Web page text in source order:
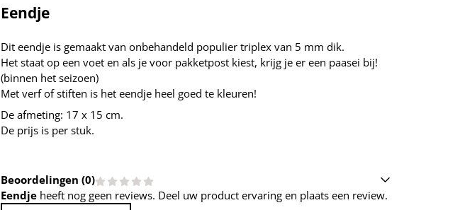
Eendje
Dit eendje is gemaakt van onbehandeld populier triplex van 5 mm dik.
Het staat op een voet en als je voor pakketpost kiest, krijg je er een paasei bij!
(binnen het seizoen)
Met verf of stiften is het eendje heel goed te kleuren!
De afmeting: 17 x 15 cm.
De prijs is per stuk.
Beoordelingen (0)
Eendje heeft nog geen reviews. Deel uw product ervaring en plaats een review.